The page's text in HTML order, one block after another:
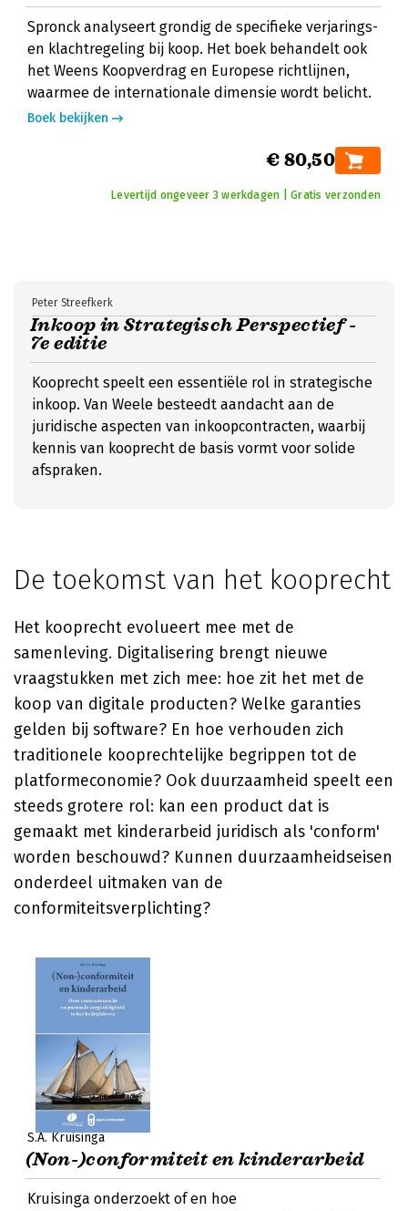
Spronck analyseert grondig de specifieke verjarings-
en klachtregeling bij koop. Het boek behandelt ook
het Weens Koopverdrag en Europese richtlijnen,
waarmee de internationale dimensie wordt belicht.
Boek bekijken
€ 80,50
Levertijd ongeveer 3 werkdagen | Gratis verzonden
Inkoop in Strategisch Perspectief -
7e editie
Peter Streefkerk
Kooprecht speelt een essentiële rol in strategische
inkoop. Van Weele besteedt aandacht aan de
juridische aspecten van inkoopcontracten, waarbij
kennis van kooprecht de basis vormt voor solide
afspraken.
De toekomst van het kooprecht
Het kooprecht evolueert mee met de
samenleving. Digitalisering brengt nieuwe
vraagstukken met zich mee: hoe zit het met de
koop van digitale producten? Welke garanties
gelden bij software? En hoe verhouden zich
traditionele kooprechtelijke begrippen tot de
platformeconomie? Ook duurzaamheid speelt een
steeds grotere rol: kan een product dat is
gemaakt met kinderarbeid juridisch als 'conform'
worden beschouwd? Kunnen duurzaamheidseisen
onderdeel uitmaken van de
conformiteitsverplichting?
S.A. Kruisinga
(Non-)conformiteit en kinderarbeid
Kruisinga onderzoekt of en hoe